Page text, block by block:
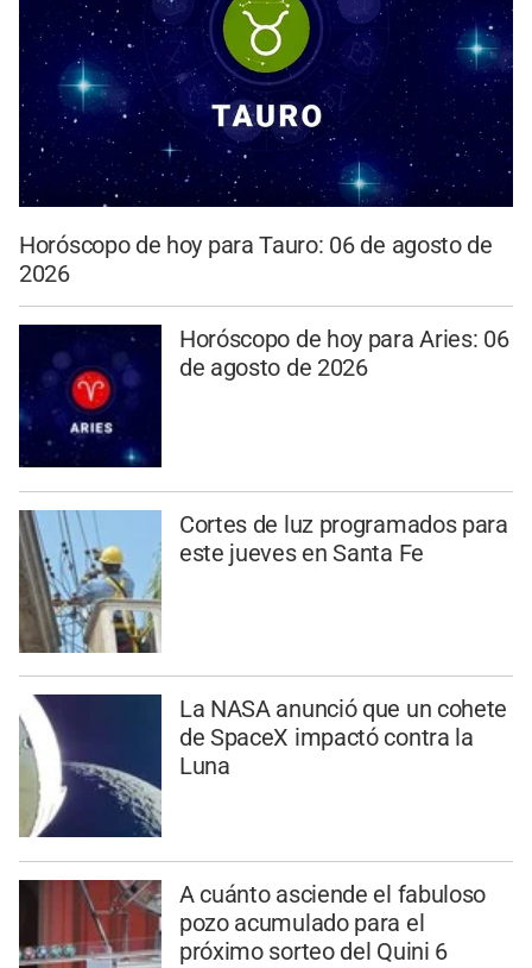
Horóscopo de hoy para Tauro: 06 de agosto de
2026
Horóscopo de hoy para Aries: 06
de agosto de 2026
Cortes de luz programados para
este jueves en Santa Fe
La NASA anunció que un cohete
de SpaceX impactó contra la
Luna
A cuánto asciende el fabuloso
pozo acumulado para el
próximo sorteo del Quini 6